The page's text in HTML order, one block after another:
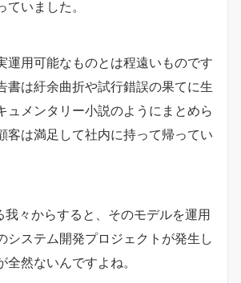
いました。
運用可能なものとは程遠いものです
書は紆余曲折や試行錯誤の果てに生
ュメンタリー小説のようにまとめら
客は満足して社内に持って帰ってい
我々からすると、そのモデルを運用
システム開発プロジェクトが発生し
全然ないんですよね。